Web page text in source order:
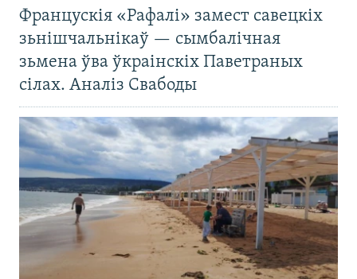
Францускія «Рафалі» замест савецкіх
зьнішчальнікаў — сымбалічная
зьмена ўва ўкраінскіх Паветраных
сілах. Аналіз Свабоды